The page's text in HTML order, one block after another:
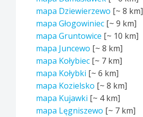
mapa Dziewierzewo [~ 8 km]
mapa Głogowiniec [~ 9 km]
mapa Gruntowice [~ 10 km]
mapa Juncewo [~ 8 km]
mapa Kołybiec [~ 7 km]
mapa Kołybki [~ 6 km]
mapa Kozielsko [~ 8 km]
mapa Kujawki [~ 4 km]
mapa Lęgniszewo [~ 7 km]